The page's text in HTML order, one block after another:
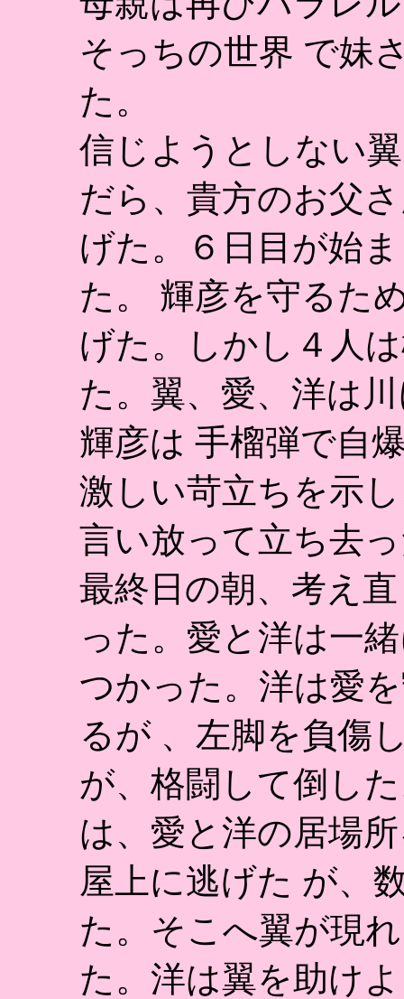
そっちの世界 で妹
た。
信じようとしない
だら、貴方のお父
げた。６日目が始
た。 輝彦を守るた
げた。しかし４人
た。翼、愛、洋は
輝彦は 手榴弾で自
激しい苛立ちを示
言い放って立ち去
最終日の朝、考え
った。愛と洋は一
つかった。洋は愛
るが 、左脚を負傷
が、格闘して倒し
は、愛と洋の居場
屋上に逃げた が、
た。そこへ翼が現
た。洋は翼を助け